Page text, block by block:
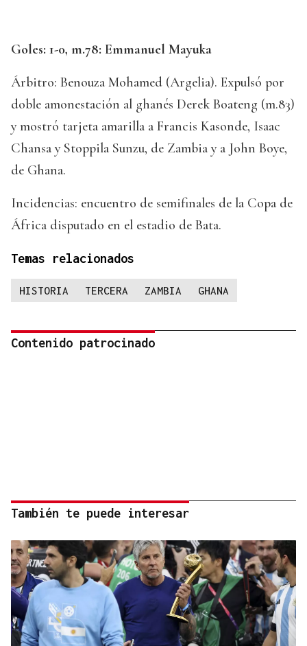
Goles: 1-0, m.78: Emmanuel Mayuka
Árbitro: Benouza Mohamed (Argelia). Expulsó por
doble amonestación al ghanés Derek Boateng (m.83)
y mostró tarjeta amarilla a Francis Kasonde, Isaac
Chansa y Stoppila Sunzu, de Zambia y a John Boye,
de Ghana.
Incidencias: encuentro de semifinales de la Copa de
África disputado en el estadio de Bata.
Temas relacionados
HISTORIA TERCERA ZAMBIA GHANA
Contenido patrocinado
También te puede interesar